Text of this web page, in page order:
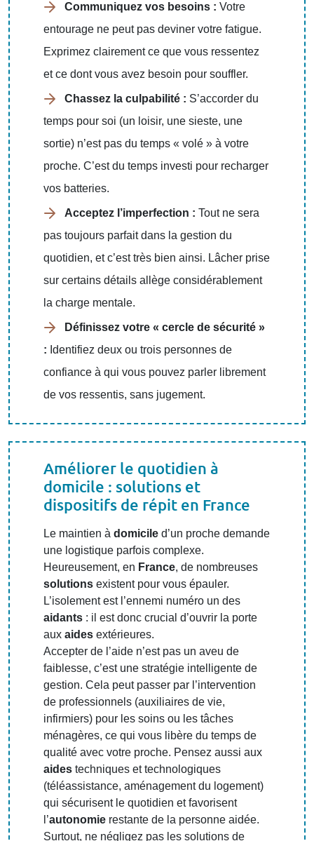
Communiquez vos besoins : Votre
entourage ne peut pas deviner votre fatigue.
Exprimez clairement ce que vous ressentez
et ce dont vous avez besoin pour souffler.
Chassez la culpabilité : S’accorder du
temps pour soi (un loisir, une sieste, une
sortie) n’est pas du temps « volé » à votre
proche. C’est du temps investi pour recharger
vos batteries.
Acceptez l’imperfection : Tout ne sera
pas toujours parfait dans la gestion du
quotidien, et c’est très bien ainsi. Lâcher prise
sur certains détails allège considérablement
la charge mentale.
Définissez votre « cercle de sécurité »
: Identifiez deux ou trois personnes de
confiance à qui vous pouvez parler librement
de vos ressentis, sans jugement.
Améliorer le quotidien à
domicile : solutions et
dispositifs de répit en France
Le maintien à domicile d’un proche demande
une logistique parfois complexe.
Heureusement, en France, de nombreuses
solutions existent pour vous épauler.
L’isolement est l’ennemi numéro un des
aidants : il est donc crucial d’ouvrir la porte
aux aides extérieures.
Accepter de l’aide n’est pas un aveu de
faiblesse, c’est une stratégie intelligente de
gestion. Cela peut passer par l’intervention
de professionnels (auxiliaires de vie,
infirmiers) pour les soins ou les tâches
ménagères, ce qui vous libère du temps de
qualité avec votre proche. Pensez aussi aux
aides techniques et technologiques
(téléassistance, aménagement du logement)
qui sécurisent le quotidien et favorisent
l’autonomie restante de la personne aidée.
Surtout, ne négligez pas les solutions de